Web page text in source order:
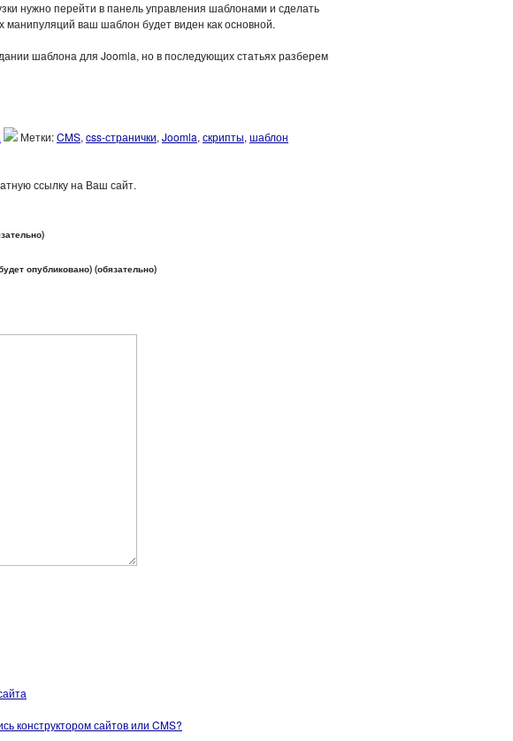
нужно перейти в панель управления шаблонами и сделать
ваш шаблон будет виден как основной.
шаблона для Joomla, но в последующих статьях разберем
Метки:CMS, css-странички, Joomla, скрипты, шаблон
ссылку на Ваш сайт.
опубликовано) (обязательно)
конструктором сайтов или CMS?